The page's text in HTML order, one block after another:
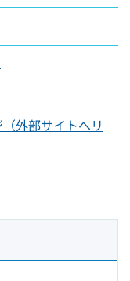
外部サイトへリ